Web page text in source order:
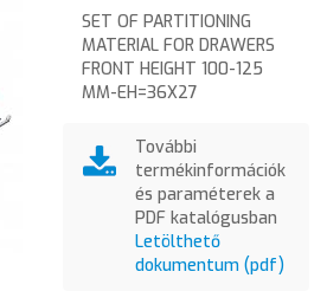
SET OF PARTITIONING
MATERIAL FOR DRAWERS
FRONT HEIGHT 100-125
MM-EH=36X27
További
termékinformációk
és paraméterek a
PDF katalógusban
Letölthető
dokumentum (pdf)